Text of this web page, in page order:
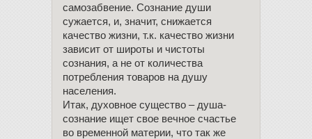
самозабвение. Сознание души
сужается, и, значит, снижается
качество жизни, т.к. качество жизни
зависит от широты и чистоты
сознания, а не от количества
потребления товаров на душу
населения.
Итак, духовное существо – душа-
сознание ищет свое вечное счастье
во временной материи, что так же